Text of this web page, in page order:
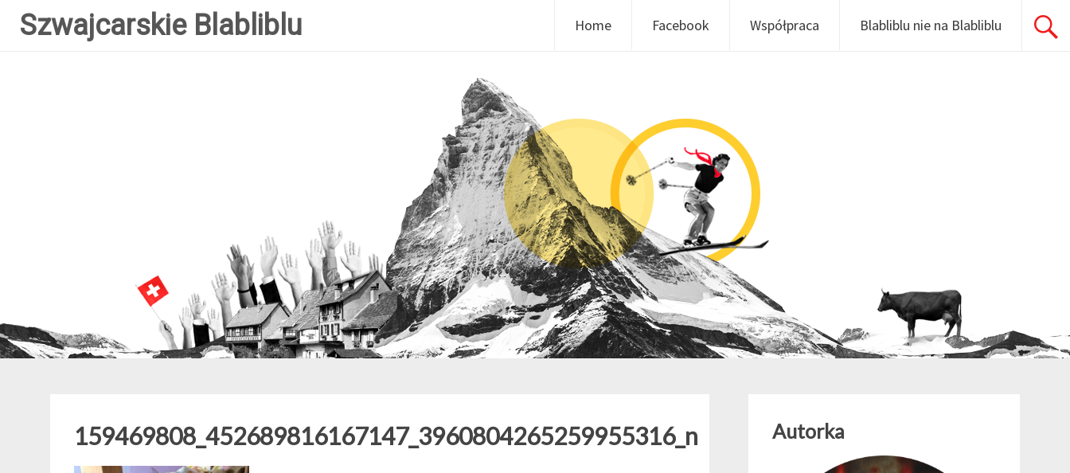
Szwajcarskie Blabliblu Home Facebook Współpraca Blabliblu nie na Blabliblu
159469808_452689816167147_3960804265259955316_n Autorka